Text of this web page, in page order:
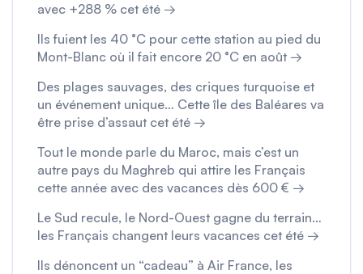
avec +288 % cet été →
Ils fuient les 40 °C pour cette station au pied du
Mont-Blanc où il fait encore 20 °C en août →
Des plages sauvages, des criques turquoise et
un événement unique… Cette île des Baléares va
être prise d’assaut cet été →
Tout le monde parle du Maroc, mais c’est un
autre pays du Maghreb qui attire les Français
cette année avec des vacances dès 600 € →
Le Sud recule, le Nord-Ouest gagne du terrain…
les Français changent leurs vacances cet été →
Ils dénoncent un “cadeau” à Air France, les